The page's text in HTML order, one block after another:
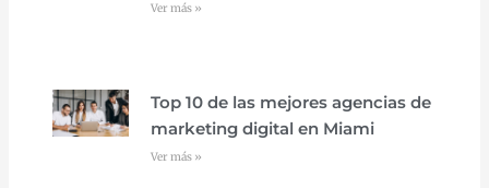
Ver más »
Top 10 de las mejores agencias de
marketing digital en Miami
Ver más »